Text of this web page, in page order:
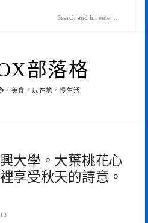
部落格
。美食。玩在地。慢生活
大學。大葉桃花心
享受秋天的詩意。